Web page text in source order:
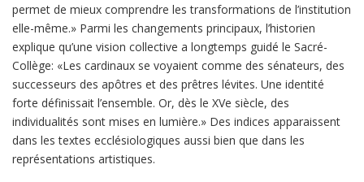
permet de mieux comprendre les transformations de l’institution
elle-même.» Parmi les changements principaux, l’historien
explique qu’une vision collective a longtemps guidé le Sacré-
Collège: «Les cardinaux se voyaient comme des sénateurs, des
successeurs des apôtres et des prêtres lévites. Une identité
forte définissait l’ensemble. Or, dès le XVe siècle, des
individualités sont mises en lumière.» Des indices apparaissent
dans les textes ecclésiologiques aussi bien que dans les
représentations artistiques.